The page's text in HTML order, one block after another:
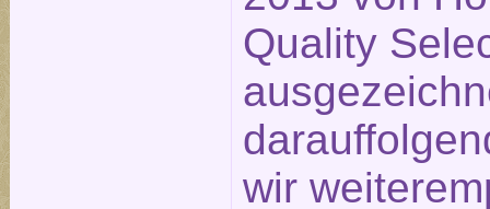
Quality
wir